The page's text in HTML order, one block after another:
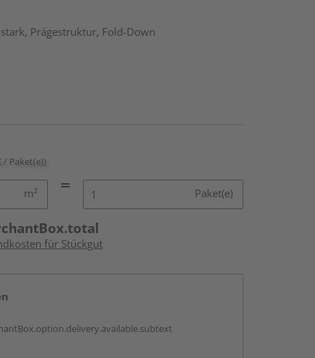
Prägestruktur, Fold-Down
/ Paket(e))
m² Paket(e)
für Stückgut